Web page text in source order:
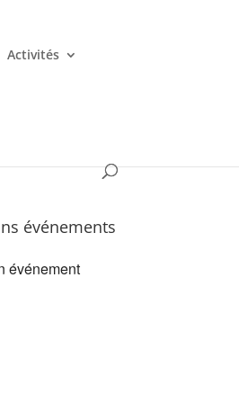
Activités
événements
événement